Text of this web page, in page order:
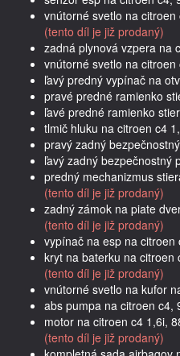
vnútorné svetlo na
(tento díl je již prodaný)
zadná plynová vzpera na
vnútorné svetlo na
ľavý predný vypínač na
pravé predné ramienko
ľavé predné ramienko
tlmič hluku na citroen c4
pravý zadný
ľavý zadný bezpečnostný
predný mechanizmus
(tento díl je již prodaný)
zadný zámok na piate
(tento díl je již prodaný)
vypínač na esp na citroen
kryt na baterku na citroen
(tento díl je již prodaný)
vnútorné svetlo na kufor
abs pumpa na citroen c4,
motor na citroen c4 1,6i,
(tento díl je již prodaný)